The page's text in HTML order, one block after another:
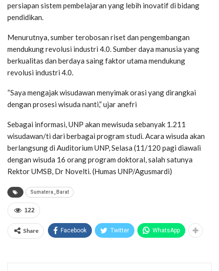
persiapan sistem pembelajaran yang lebih inovatif di bidang
pendidikan.
Menurutnya, sumber terobosan riset dan pengembangan
mendukung revolusi industri 4.0. Sumber daya manusia yang
berkualitas dan berdaya saing faktor utama mendukung
revolusi industri 4.0.
“Saya mengajak wisudawan menyimak orasi yang dirangkai
dengan prosesi wisuda nanti,” ujar anefri
Sebagai informasi, UNP akan mewisuda sebanyak 1.211
wisudawan/ti dari berbagai program studi. Acara wisuda akan
berlangsung di Auditorium UNP, Selasa (11/120 pagi diawali
dengan wisuda 16 orang program doktoral, salah satunya
Rektor UMSB, Dr Novelti. (Humas UNP/Agusmardi)
Sumatera_Barat
122
Share Facebook Twitter WhatsApp